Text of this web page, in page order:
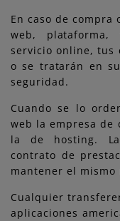
En caso de compra
web,
servicio online, tus
o se tratarán en
seguridad.
Cuando se lo
web la empresa de
la de hosting.
contrato de
mantener el
Cualquier
aplicaciones